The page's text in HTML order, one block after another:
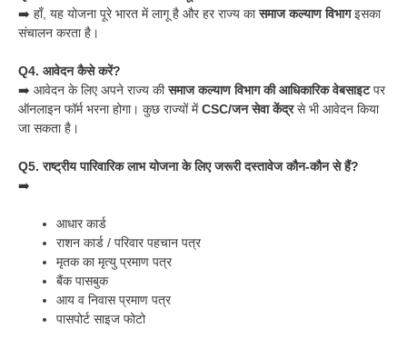
➡️ हाँ, यह योजना पूरे भारत में लागू है और हर राज्य कासमाज कल्याण विभागइसका
संचालन करता है।
Q4. आवेदन कैसे करें?
➡️ आवेदन के लिए अपने राज्य कीसमाज कल्याण विभाग की आधिकारिक वेबसाइटपर
ऑनलाइन फॉर्म भरना होगा। कुछ राज्यों मेंCSC/जन सेवा केंद्रसे भी आवेदन किया
जा सकता है।
Q5. राष्ट्रीय पारिवारिक लाभ योजना के लिए जरूरी दस्तावेज कौन-कौन से हैं?
➡️
आधार कार्ड
राशन कार्ड / परिवार पहचान पत्र
मृतक का मृत्यु प्रमाण पत्र
बैंक पासबुक
आय व निवास प्रमाण पत्र
पासपोर्ट साइज फोटो